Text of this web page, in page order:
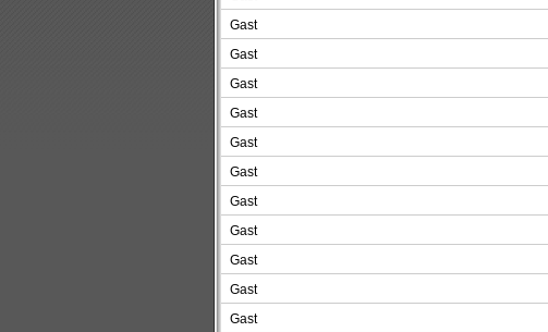
Gast
Gast
Gast
Gast
Gast
Gast
Gast
Gast
Gast
Gast
Gast